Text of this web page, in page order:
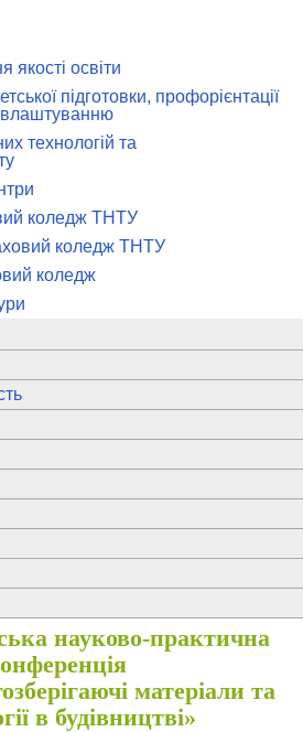
якості освіти
підготовки, профорієнтації
технологій та
коледж ТНТУ
коледж ТНТУ
коледж
науково-практична
матеріали та
в будівництві»